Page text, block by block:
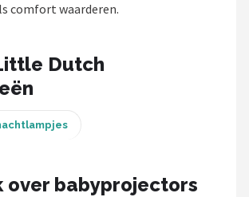
comfort waarderen.
Dutch
over babyprojectors